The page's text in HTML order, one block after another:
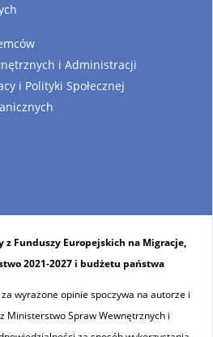
i Administracji
i Polityki Społecznej
z Funduszy Europejskich na Migracje,
2021-2027 i budżetu państwa
wyrażone opinie spoczywa na autorze i
Ministerstwo Spraw Wewnętrznych i